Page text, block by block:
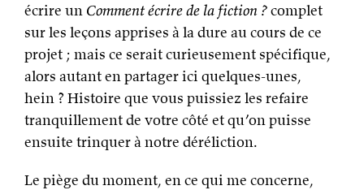
préproduction
écrire un Comment écrire de la fiction ?complet
sur les leçons apprises à la dure au cours de ce
projet ; mais ce serait curieusement spécifique,
alors autant en partager ici quelques-unes,
hein ? Histoire que vous puissiez les refaire
tranquillement de votre côté et qu’on puisse
ensuite trinquer à notre déréliction.
Le piège du moment, en ce qui me concerne,